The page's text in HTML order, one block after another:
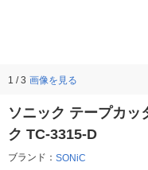
1 / 3 画像を見る
ソニック テープカッ
ク TC-3315-D
ブランド： SONiC